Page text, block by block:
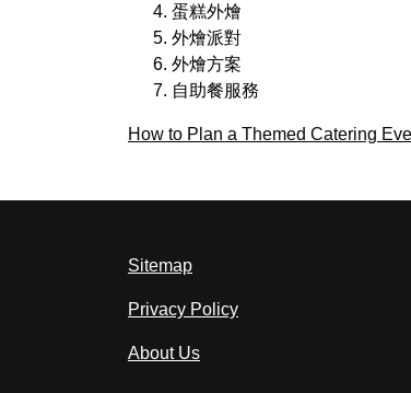
蛋糕外燴
外燴派對
外燴方案
自助餐服務
How to Plan a Themed Catering
Sitemap
Privacy Policy
About Us